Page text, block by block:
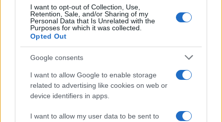
I want to opt-out of Collection, Use,
Retention, Sale, and/or Sharing of my
Personal Data that Is Unrelated with the
Purposes for which it was collected.
Opted Out
Google consents
I want to allow Google to enable storage
related to advertising like cookies on web or
device identifiers in apps.
I want to allow my user data to be sent to
o
o
k
r st A
p
p
NOTIZIE RECENTI
Incendio nella notte a Olbia, a fuoco due furgoni
A fuoco un deposito con bombole, intervento dei
vigili del fuoco a Rudalza